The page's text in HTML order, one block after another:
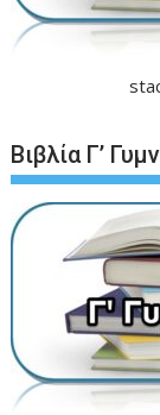
Βιβλία Γ’